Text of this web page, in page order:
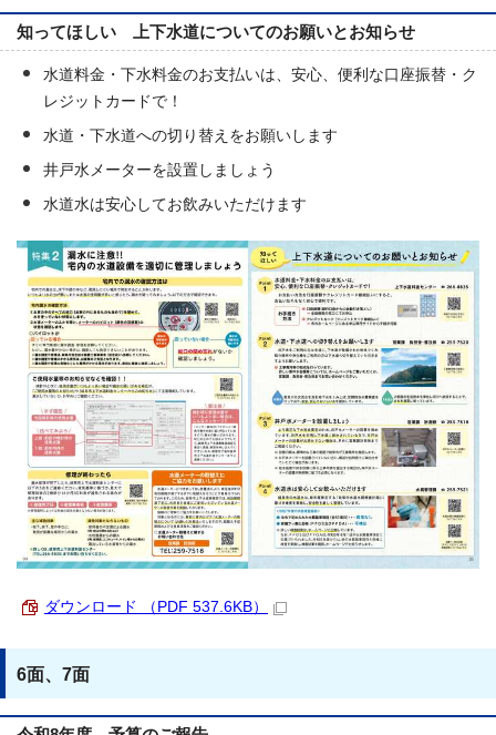
知ってほしい 上下水道についてのお願いとお知らせ
水道料金・下水料金のお支払いは、安心、便利な口座振替・ク
レジットカードで！
水道・下水道への切り替えをお願いします
井戸水メーターを設置しましょう
水道水は安心してお飲みいただけます
ダウンロード （PDF 537.6KB）
6面、7面